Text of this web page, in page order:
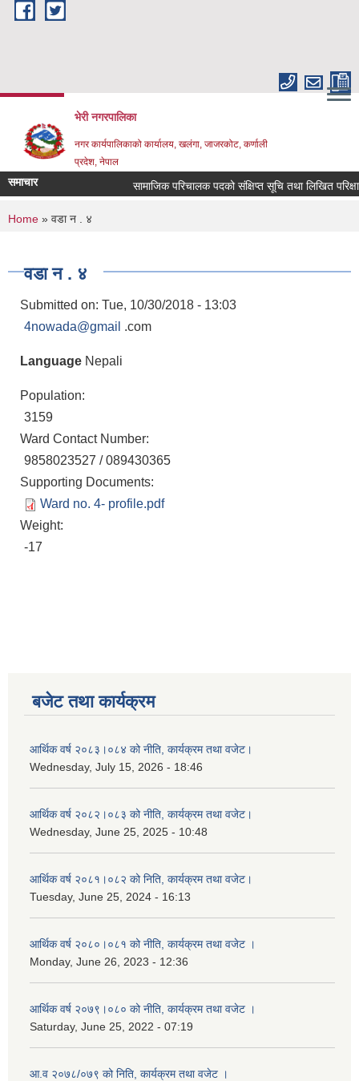
Skip to main content
भेरी नगरपालिका
नगर कार्यपालिकाको कार्यालय, खलंगा, जाजरकोट, कर्णाली
प्रदेश, नेपाल
समाचार सामाजिक परिचालक पदको संक्षिप्त सूचि तथा लिखित परिक्षा
You are here
Home » वडा न . ४
वडा न . ४
Submitted on: Tue, 10/30/2018 - 13:03
4nowada@gmail .com
Language Nepali
Population:
3159
Ward Contact Number:
9858023527 / 089430365
Supporting Documents:
Ward no. 4- profile.pdf
Weight:
-17
बजेट तथा कार्यक्रम
आर्थिक वर्ष २०८३।०८४ को नीति, कार्यक्रम तथा वजेट।
Wednesday, July 15, 2026 - 18:46
आर्थिक वर्ष २०८२।०८३ को नीति, कार्यक्रम तथा वजेट।
Wednesday, June 25, 2025 - 10:48
आर्थिक वर्ष २०८१।०८२ को निति, कार्यक्रम तथा वजेट।
Tuesday, June 25, 2024 - 16:13
आर्थिक वर्ष २०८०।०८१ को नीति, कार्यक्रम तथा वजेट ।
Monday, June 26, 2023 - 12:36
आर्थिक वर्ष २०७९।०८० को नीति, कार्यक्रम तथा वजेट ।
Saturday, June 25, 2022 - 07:19
आ.व २०७८/०७९ को निति, कार्यक्रम तथा वजेट ।